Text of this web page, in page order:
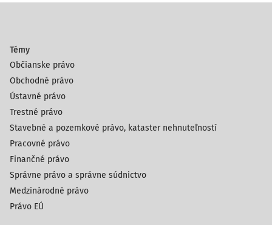
Témy
Občianske právo
Obchodné právo
Ústavné právo
Trestné právo
Stavebné a pozemkové právo, kataster nehnuteľností
Pracovné právo
Finančné právo
Správne právo a správne súdnictvo
Medzinárodné právo
Právo EÚ